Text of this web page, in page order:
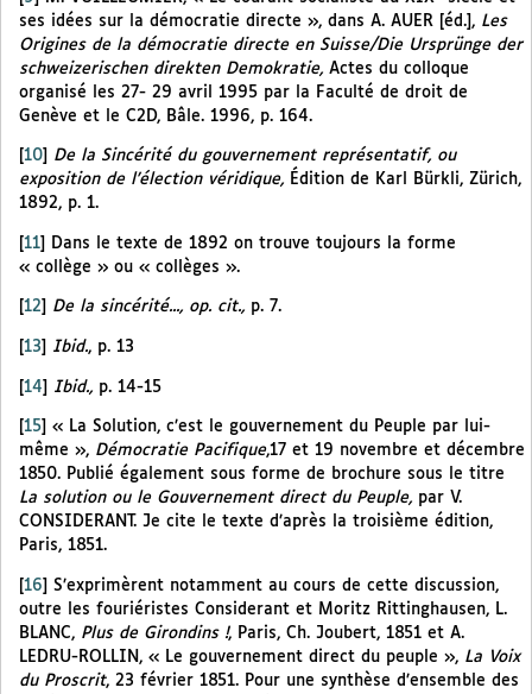
ses idées sur la démocratie directe », dans A. AUER [éd.], Les
Origines de la démocratie directe en Suisse/Die Ursprünge der
schweizerischen direkten Demokratie, Actes du colloque
organisé les 27- 29 avril 1995 par la Faculté de droit de
Genève et le C2D, Bâle. 1996, p. 164.
10
De la Sincérité du gouvernement représentatif, ou
exposition de l’élection véridique, Édition de Karl Bürkli, Zürich,
1892, p. 1.
[11]
Dans le texte de 1892 on trouve toujours la forme
« collège » ou « collèges ».
12 De la sincérité..., op. cit., p. 7.
13 Ibid., p. 13
[14] Ibid., p. 14-15
15
« La Solution, c’est le gouvernement du Peuple par lui-
même », Démocratie Pacifique,17 et 19 novembre et décembre
1850. Publié également sous forme de brochure sous le titre
La solution ou le Gouvernement direct du Peuple, par V.
CONSIDERANT. Je cite le texte d’après la troisième édition,
Paris, 1851.
[16] S’exprimèrent notamment au cours de cette discussion,
outre les fouriéristes Considerant et Moritz Rittinghausen, L.
BLANC, Plus de Girondins !, Paris, Ch. Joubert, 1851 et A.
LEDRU-ROLLIN, « Le gouvernement direct du peuple », La Voix
du Proscrit, 23 février 1851. Pour une synthèse d’ensemble des